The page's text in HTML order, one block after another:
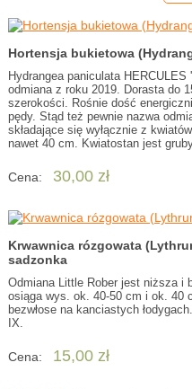
Hortensja bukietowa
Hydrangea paniculata
odmiana z roku 2019. Dorasta do
szerokości. Rośnie dość
pędy. Stąd też pewnie nazwa
składające się wyłącznie z
nawet 40 cm. Kwiatostan jest
Cena: 30,00 zł
Krwawnica rózgowata
sadzonka
Odmiana Little Rober jest niższa i
osiąga wys. ok. 40-50 cm i ok. 40
bezwłose na kanciastych
IX.
Cena: 15,00 zł